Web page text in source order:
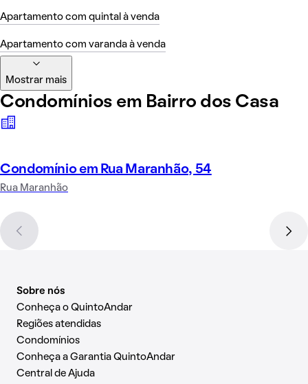
Apartamento com quintal à venda
Apartamento com varanda à venda
Mostrar mais
Condomínios em Bairro dos Casa
Condomínio em Rua Maranhão, 54
Rua Maranhão
Sobre nós
Conheça o QuintoAndar
Regiões atendidas
Condomínios
Conheça a Garantia QuintoAndar
Central de Ajuda